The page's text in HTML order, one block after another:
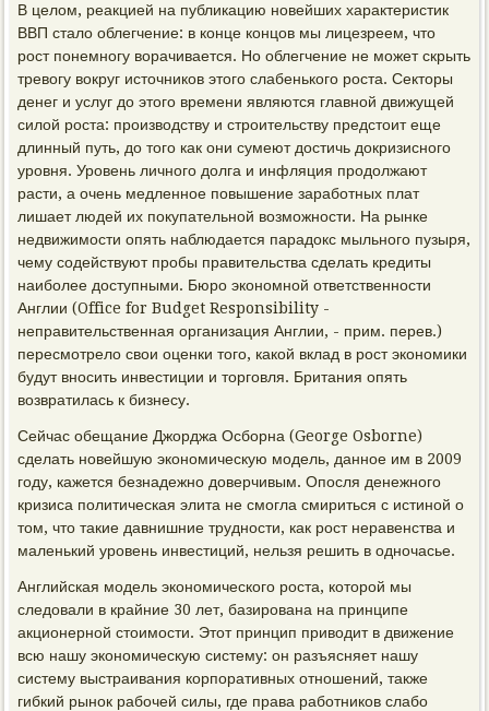
В целом, реакцией на публикацию новейших характеристик
ВВП стало облегчение: в конце концов мы лицезреем, что
рост понемногу ворачивается. Но облегчение не может скрыть
тревогу вокруг источников этого слабенького роста. Секторы
денег и услуг до этого времени являются главной движущей
силой роста: производству и строительству предстоит еще
длинный путь, до того как они сумеют достичь докризисного
уровня. Уровень личного долга и инфляция продолжают
расти, а очень медленное повышение заработных плат
лишает людей их покупательной возможности. На рынке
недвижимости опять наблюдается парадокс мыльного пузыря,
чему содействуют пробы правительства сделать кредиты
наиболее доступными. Бюро экономной ответственности
Англии (Office for Budget Responsibility -
неправительственная организация Англии, - прим. перев.)
пересмотрело свои оценки того, какой вклад в рост экономики
будут вносить инвестиции и торговля. Британия опять
возвратилась к бизнесу.
Сейчас обещание Джорджа Осборна (George Osborne)
сделать новейшую экономическую модель, данное им в 2009
году, кажется безнадежно доверчивым. Опосля денежного
кризиса политическая элита не смогла смириться с истиной о
том, что такие давнишние трудности, как рост неравенства и
маленький уровень инвестиций, нельзя решить в одночасье.
Английская модель экономического роста, которой мы
следовали в крайние 30 лет, базирована на принципе
акционерной стоимости. Этот принцип приводит в движение
всю нашу экономическую систему: он разъясняет нашу
систему выстраивания корпоративных отношений, также
гибкий рынок рабочей силы, где права работников слабо